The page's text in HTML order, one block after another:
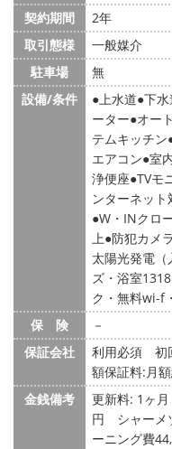
契約期間
2年
取引態様
一般媒介
駐車場
無
設備/条件
上水道 下水
ーター オー
テムキッチン
エアコン 室
浄便座 TVモ
ンターネット
W・INクロ
上 防犯カメラ
太陽光発電
ズ・浴室
ク・無料wi-f
保 険
－
保証会社
利用必須 初
額保証料:月
金銭備考
更新料: 1ヶ月
円
シャーメ
ーニング費